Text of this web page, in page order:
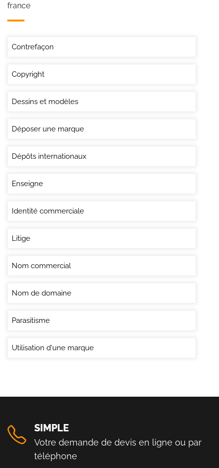
france
Contrefaçon
Copyright
Dessins et modèles
Déposer une marque
Dépôts internationaux
Enseigne
Identité commerciale
Litige
Nom commercial
Nom de domaine
Parasitisme
Utilisation d'une marque
SIMPLE
Votre demande de devis en ligne ou par
téléphone